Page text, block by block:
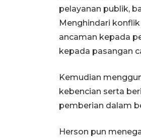
pelayanan publik,
Menghindari
ancaman kepada
kepada pasangan
Kemudian
kebencian serta
pemberian dalam
Herson pun